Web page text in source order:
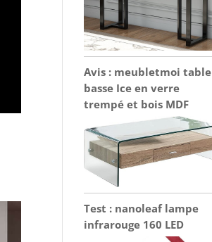
Avis : meubletmoi table
basse Ice en verre
trempé et bois MDF
Test : nanoleaf lampe
infrarouge 160 LED